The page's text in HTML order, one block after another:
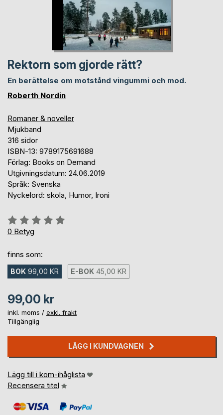
Rektorn som gjorde rätt?
En berättelse om motstånd vingummi och mod.
Roberth Nordin
Romaner & noveller
Mjukband
316 sidor
ISBN-13: 9789175691688
Förlag: Books on Demand
Utgivningsdatum: 24.06.2019
Språk: Svenska
Nyckelord: skola, Humor, Ironi
Betyg::
0%
0 Betyg
finns som:
BOK 99,00 KR E-BOK 45,00 KR
99,00 kr
inkl. moms / exkl. frakt
Tillgänglig
LÄGG I KUNDVAGNEN
Lägg till i kom-ihåglista
Recensera titel